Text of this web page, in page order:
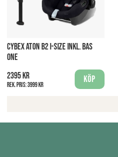
CYBEX ATON B2 I-SIZE INKL. BAS
ONE
2395 kr
Rek. pris:3999 kr
Köp